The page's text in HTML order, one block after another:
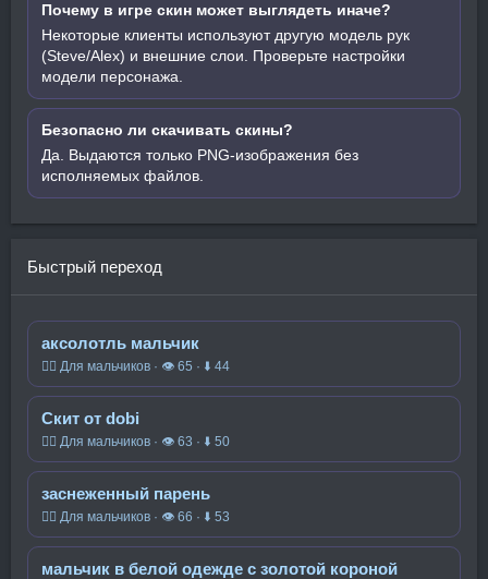
Почему в игре скин может выглядеть иначе?
Некоторые клиенты используют другую модель рук
(Steve/Alex) и внешние слои. Проверьте настройки
модели персонажа.
Безопасно ли скачивать скины?
Да. Выдаются только PNG-изображения без
исполняемых файлов.
Быстрый переход
аксолотль мальчик
🧍‍♂️ Для мальчиков · 👁 65 · ⬇ 44
Скит от dobi
🧍‍♂️ Для мальчиков · 👁 63 · ⬇ 50
заснеженный парень
🧍‍♂️ Для мальчиков · 👁 66 · ⬇ 53
мальчик в белой одежде с золотой короной